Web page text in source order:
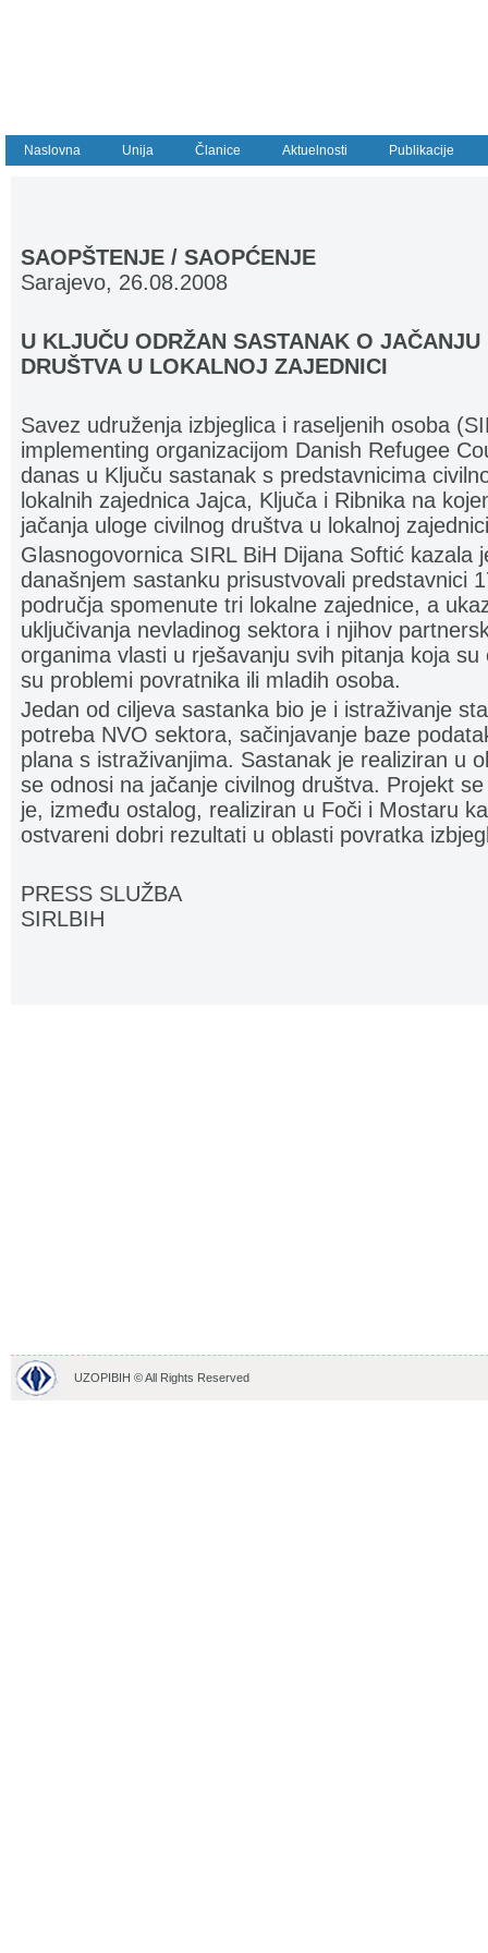
Naslovna Unija Članice Aktuelnosti Publikacije
SAOPŠTENJE / SAOPĆENJE
Sarajevo, 26.08.2008
U KLJUČU ODRŽAN SASTANAK O
DRUŠTVA U LOKALNOJ ZAJEDNICI
Savez udruženja izbjeglica i raseljenih osoba
implementing organizacijom Danish Refugee
danas u Ključu sastanak s predstavnicima
lokalnih zajednica Jajca, Ključa i Ribnika na
jačanja uloge civilnog društva u lokalnoj
Glasnogovornica SIRL BiH Dijana Softić kazala
današnjem sastanku prisustvovali predstavnici
područja spomenute tri lokalne zajednice, a
uključivanja nevladinog sektora i njihov
organima vlasti u rješavanju svih pitanja koja
su problemi povratnika ili mladih osoba.
Jedan od ciljeva sastanka bio je i istraživanje
potreba NVO sektora, sačinjavanje baze
plana s istraživanjima. Sastanak je realiziran u
se odnosi na jačanje civilnog društva. Projekt
je, između ostalog, realiziran u Foči i Mostaru
ostvareni dobri rezultati u oblasti povratka
PRESS SLUŽBA
SIRLBIH
UZOPIBIH © All Rights Reserved